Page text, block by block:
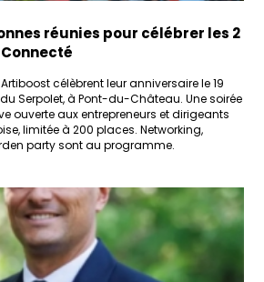
réunies pour célébrer les 2
célèbrent leur anniversaire le 19
Serpolet, à Pont-du-Château. Une soirée
ouverte aux entrepreneurs et dirigeants
limitée à 200 places. Networking,
party sont au programme.